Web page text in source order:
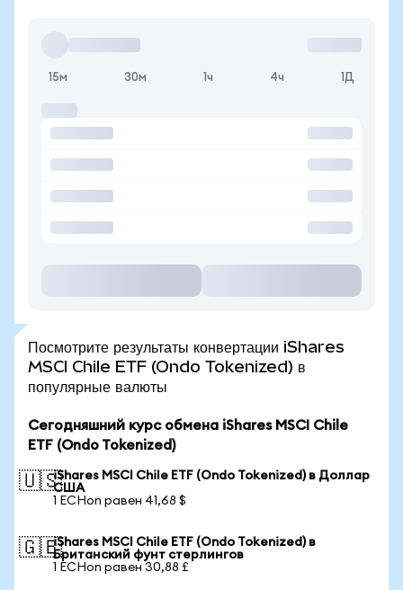
15м 30м 1ч 4ч 1Д
Посмотрите результаты конвертации iShares
MSCI Chile ETF (Ondo Tokenized) в
популярные валюты
Сегодняшний курс обмена iShares MSCI Chile
ETF (Ondo Tokenized)
🇺🇸iShares MSCI Chile ETF (Ondo Tokenized) в Доллар
США
1 ECHon равен 41,68 $
🇬🇧iShares MSCI Chile ETF (Ondo Tokenized) в
Британский фунт стерлингов
1 ECHon равен 30,88 £